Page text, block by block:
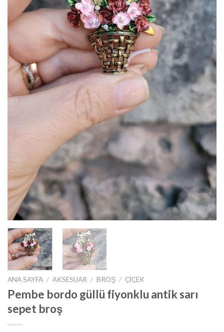
ANA SAYFA / AKSESUAR / BROŞ / ÇIÇEK
Pembe bordo güllü fiyonklu antik sarı
sepet broş